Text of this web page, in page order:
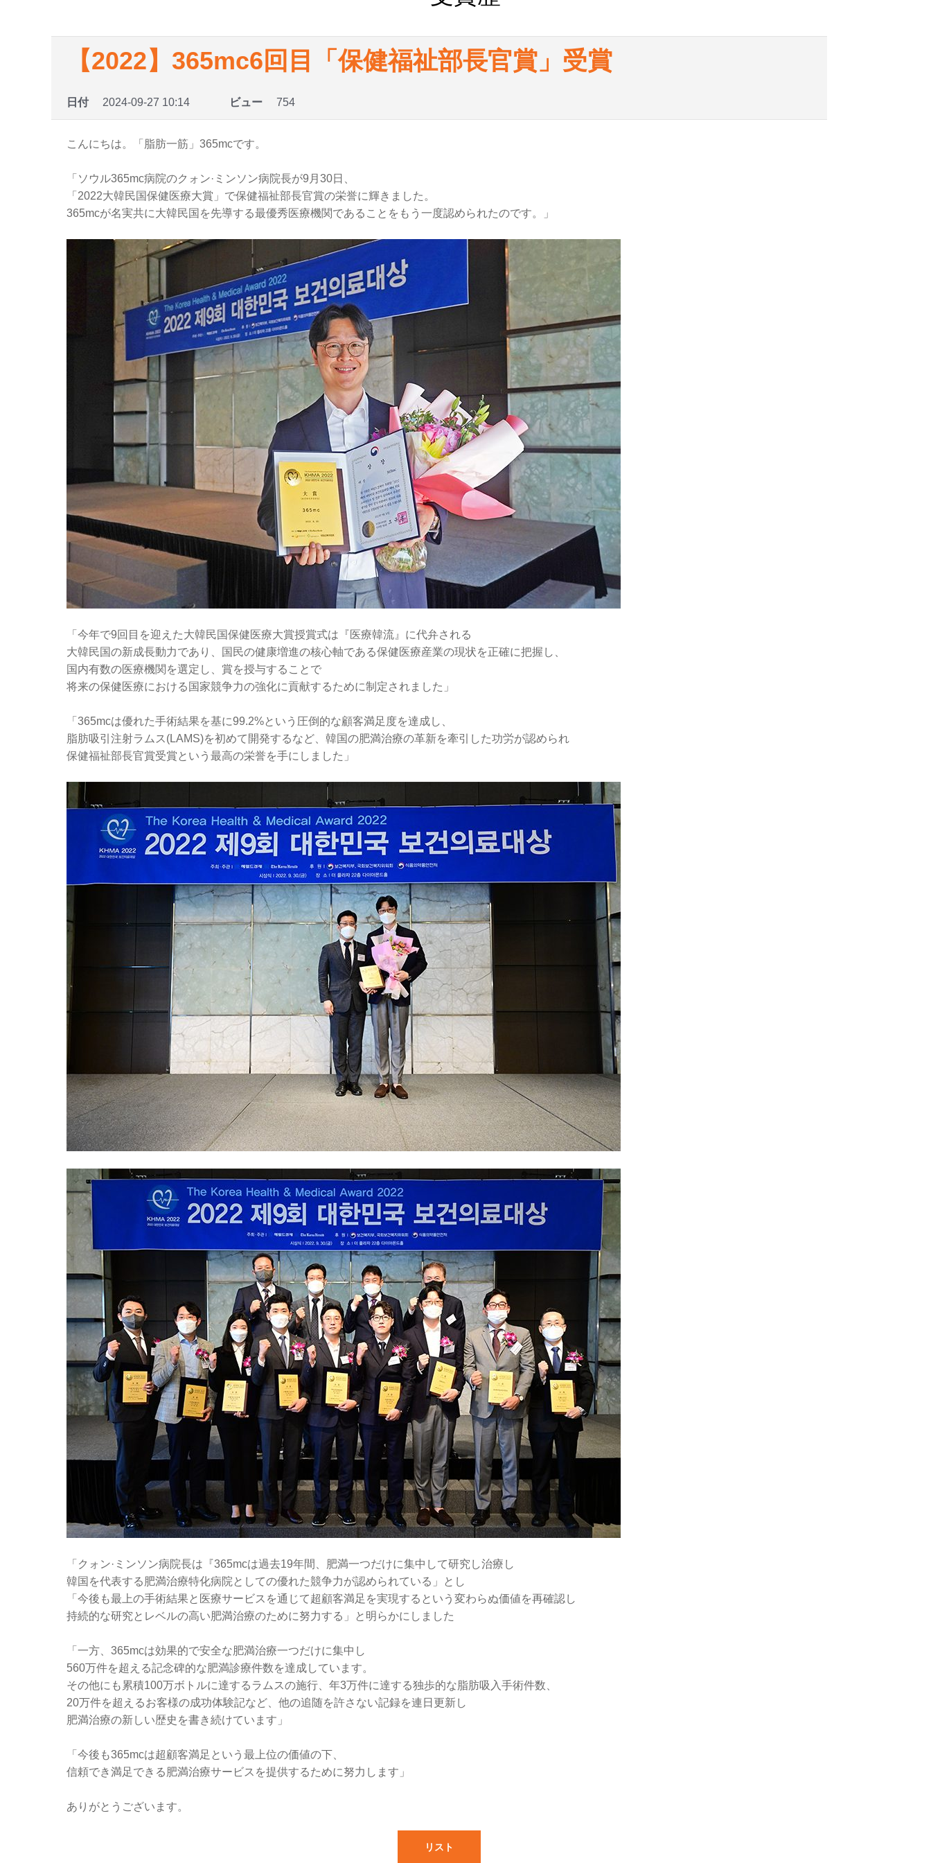
【2022】365mc6回目「保健福祉部長官賞」受賞
日付 2024-09-27 10:14 ビュー 754
こんにちは。「脂肪一筋」365mcです。
「ソウル365mc病院のクォン·ミンソン病院長が9月30日、
「2022大韓民国保健医療大賞」で保健福祉部長官賞の栄誉に輝きました。
365mcが名実共に大韓民国を先導する最優秀医療機関であることをもう一度認められたのです。」
「今年で9回目を迎えた大韓民国保健医療大賞授賞式は『医療韓流』に代弁される
大韓民国の新成長動力であり、国民の健康増進の核心軸である保健医療産業の現状を正確に把握し、
国内有数の医療機関を選定し、賞を授与することで
将来の保健医療における国家競争力の強化に貢献するために制定されました」
「365mcは優れた手術結果を基に99.2%という圧倒的な顧客満足度を達成し、
脂肪吸引注射ラムス(LAMS)を初めて開発するなど、韓国の肥満治療の革新を牽引した功労が認められ
保健福祉部長官賞受賞という最高の栄誉を手にしました」
「クォン·ミンソン病院長は『365mcは過去19年間、肥満一つだけに集中して研究し治療し
韓国を代表する肥満治療特化病院としての優れた競争力が認められている」とし
「今後も最上の手術結果と医療サービスを通じて超顧客満足を実現するという変わらぬ価値を再確認し
持続的な研究とレベルの高い肥満治療のために努力する」と明らかにしました
「一方、365mcは効果的で安全な肥満治療一つだけに集中し
560万件を超える記念碑的な肥満診療件数を達成しています。
その他にも累積100万ボトルに達するラムスの施行、年3万件に達する独歩的な脂肪吸入手術件数、
20万件を超えるお客様の成功体験記など、他の追随を許さない記録を連日更新し
肥満治療の新しい歴史を書き続けています」
「今後も365mcは超顧客満足という最上位の価値の下、
信頼でき満足できる肥満治療サービスを提供するために努力します」
ありがとうございます。
リスト